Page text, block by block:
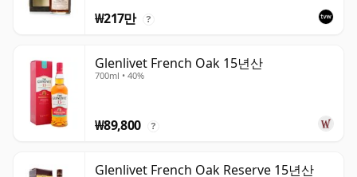
₩217만 ?
Glenlivet French Oak 15년산
700ml • 40%
₩89,800 ?
Glenlivet French Oak Reserve 15년산